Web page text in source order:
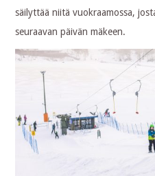
säilyttää niitä vuokraamossa,
seuraavan päivän mäkeen.